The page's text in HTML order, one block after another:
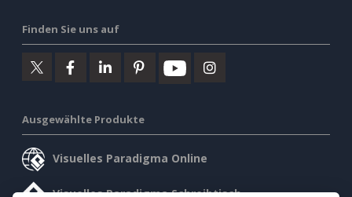
Finden Sie uns auf
Ausgewählte Produkte
Visuelles Paradigma Online
Visuelles Paradigma Schreibtisch